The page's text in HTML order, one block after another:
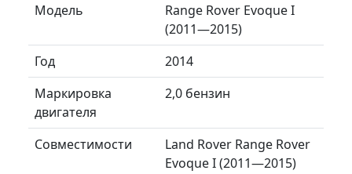
Модель
Range Rover Evoque I
(2011—2015)
Год
2014
Маркировка
двигателя
2,0 бензин
Совместимости
Land Rover Range Rover
Evoque I (2011—2015)